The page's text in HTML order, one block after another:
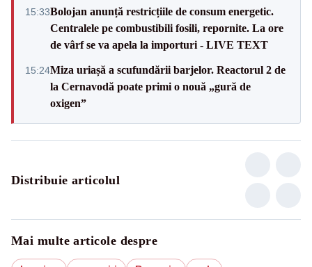
15:33Bolojan anunță restricțiile de consum energetic.
Centralele pe combustibili fosili, repornite. La ore
de vârf se va apela la importuri - LIVE TEXT
15:24Miza uriașă a scufundării barjelor. Reactorul 2 de
la Cernavodă poate primi o nouă „gură de
oxigen”
Distribuie articolul
Mai multe articole despre